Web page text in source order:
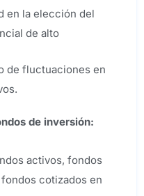
en la elección del
de alto
de fluctuaciones en
de inversión:
activos, fondos
cotizados en